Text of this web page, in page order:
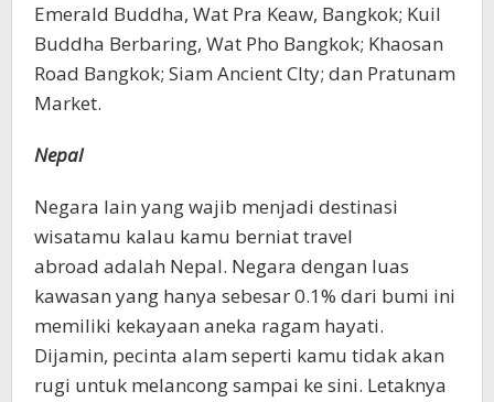
Emerald Buddha, Wat Pra Keaw, Bangkok; Kuil
Buddha Berbaring, Wat Pho Bangkok; Khaosan
Road Bangkok; Siam Ancient CIty; dan Pratunam
Market.
Nepal
Negara lain yang wajib menjadi destinasi
wisatamu kalau kamu berniat travel
abroad adalah Nepal. Negara dengan luas
kawasan yang hanya sebesar 0.1% dari bumi ini
memiliki kekayaan aneka ragam hayati.
Dijamin, pecinta alam seperti kamu tidak akan
rugi untuk melancong sampai ke sini. Letaknya